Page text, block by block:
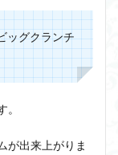
ッグクランチ
が出来上がりま